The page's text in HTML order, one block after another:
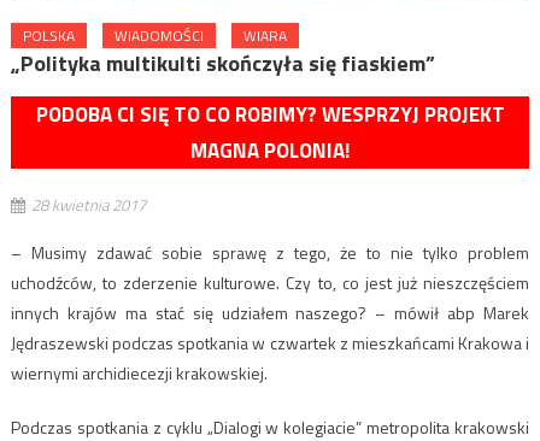
POLSKA WIADOMOŚCI WIARA
„Polityka multikulti skończyła się fiaskiem”
PODOBA CI SIĘ TO CO ROBIMY? WESPRZYJ PROJEKT
MAGNA POLONIA!
28 kwietnia 2017
– Musimy zdawać sobie sprawę z tego, że to nie tylko problem
uchodźców, to zderzenie kulturowe. Czy to, co jest już nieszczęściem
innych krajów ma stać się udziałem naszego? – mówił abp Marek
Jędraszewski podczas spotkania w czwartek z mieszkańcami Krakowa i
wiernymi archidiecezji krakowskiej.
Podczas spotkania z cyklu „Dialogi w kolegiacie” metropolita krakowski